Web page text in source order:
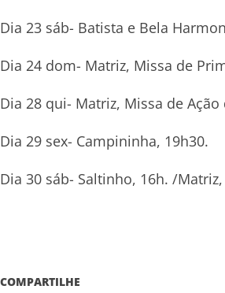
Dia 23 sáb- Batista e Bela
Dia 24 dom- Matriz, Missa de
Dia 28 qui- Matriz, Missa de Ação
Dia 29 sex- Campininha, 19h30.
Dia 30 sáb- Saltinho, 16h. /
COMPARTILHE